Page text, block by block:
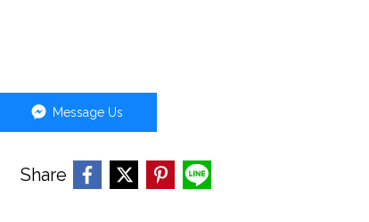
Message Us
Share